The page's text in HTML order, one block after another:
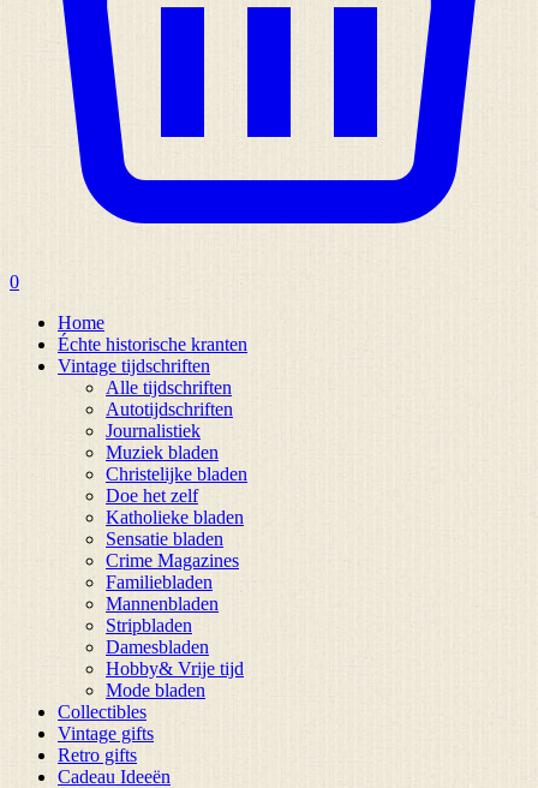
0
Home
Échte historische kranten
Vintage tijdschriften
Alle tijdschriften
Autotijdschriften
Journalistiek
Muziek bladen
Christelijke bladen
Doe het zelf
Katholieke bladen
Sensatie bladen
Crime Magazines
Familiebladen
Mannenbladen
Stripbladen
Damesbladen
Hobby& Vrije tijd
Mode bladen
Collectibles
Vintage gifts
Retro gifts
Cadeau Ideeën